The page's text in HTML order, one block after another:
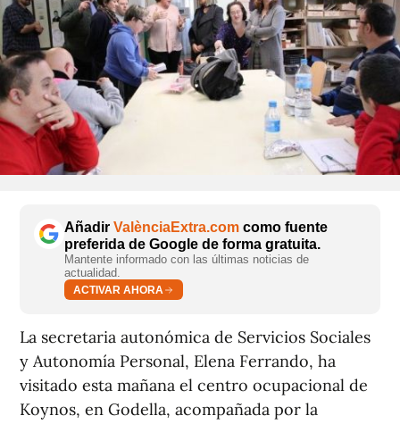
Añadir ValènciaExtra.com como fuente
preferida de Google de forma gratuita.
Mantente informado con las últimas noticias de
actualidad.
ACTIVAR AHORA
La secretaria autonómica de Servicios Sociales
y Autonomía Personal, Elena Ferrando, ha
visitado esta mañana el centro ocupacional de
Koynos, en Godella, acompañada por la